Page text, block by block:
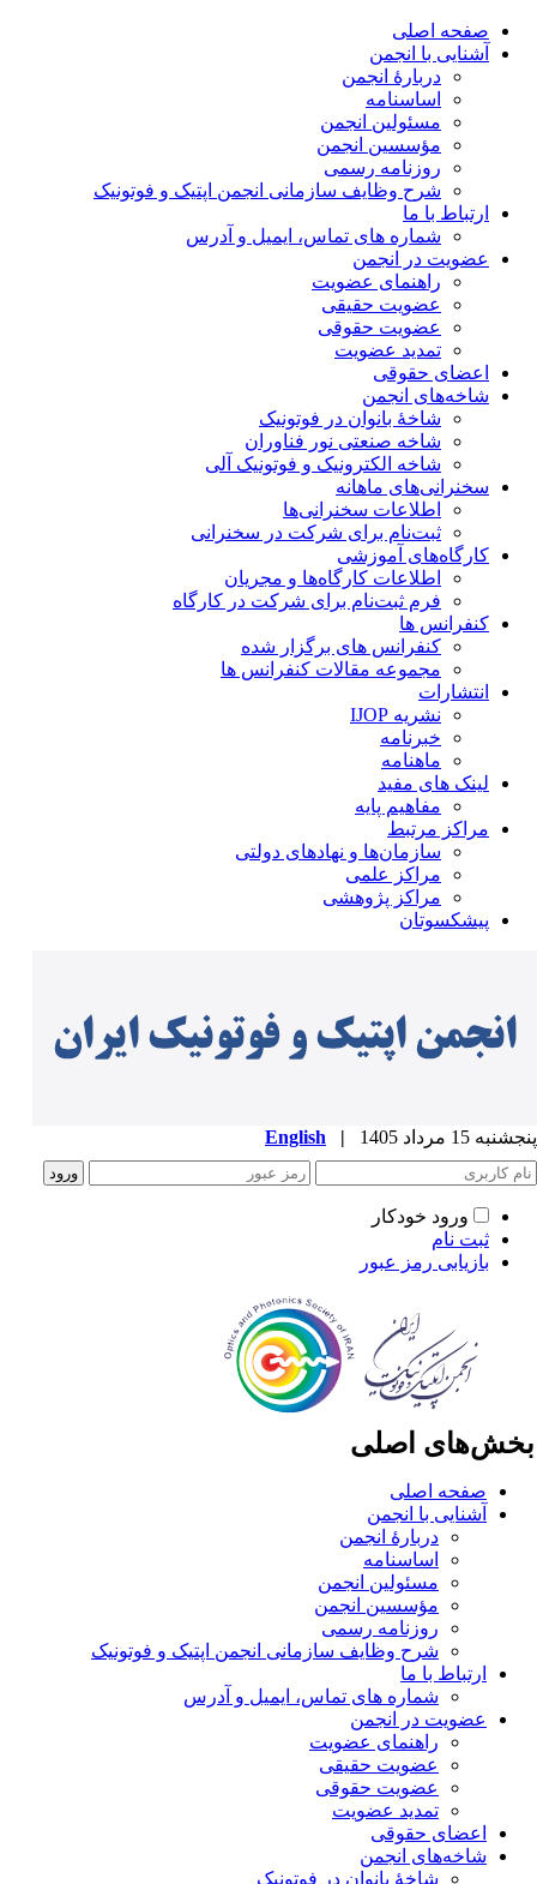
صفحه اصلی
آشنایی با انجمن
دربارۀ انجمن
اساسنامه
مسئولین انجمن
مؤسسین انجمن
روزنامه رسمی
شرح وظایف سازمانی انجمن اپتیک و فوتونیک
ارتباط با ما
شماره های تماس، ایمیل و آدرس
عضویت در انجمن
راهنمای عضویت
عضویت حقیقی
عضویت حقوقی
تمدید عضویت
اعضای حقوقی
شاخه‌های انجمن
شاخۀ بانوان در فوتونیک
شاخه صنعتی نور فناوران
شاخه‌ الکترونیک و فوتونیک آلی
سخنرانی‌های ماهانه
اطلاعات سخنرانی‌‌ها
ثبت‌نام برای شرکت در سخنرانی
کارگاه‌های آموزشی
اطلاعات کارگاه‌ها و مجریان
فرم ثبت‌نام برای شرکت در کارگاه
کنفرانس ها
کنفرانس های برگزار شده
مجموعه مقالات کنفرانس ها
انتشارات
نشریه IJOP
خبرنامه
ماهنامه
لینک های مفید
مفاهیم پایه
مراکز مرتبط
سازمان‌ها و نهادهای دولتی
مراکز علمی
مراکز پژوهشی
پیشکسوتان
15 مرداد 1405 |
English
ورود خودکار
ثبت نام
بازیابی رمز عبور
اصلی
صفحه اصلی
آشنایی با انجمن
دربارۀ انجمن
اساسنامه
مسئولین انجمن
مؤسسین انجمن
روزنامه رسمی
شرح وظایف سازمانی انجمن اپتیک و فوتونیک
ارتباط با ما
شماره های تماس، ایمیل و آدرس
عضویت در انجمن
راهنمای عضویت
عضویت حقیقی
عضویت حقوقی
تمدید عضویت
اعضای حقوقی
شاخه‌های انجمن
شاخۀ بانوان در فوتونیک